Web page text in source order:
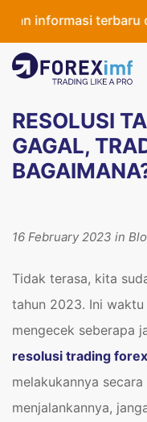
informasi terbaru di
RESOLUSI
GAGAL,
16 February 2023 in
Tidak terasa, kita
tahun 2023. Ini
mengecek seberapa
resolusi trading forex
melakukannya
menjalankannya,